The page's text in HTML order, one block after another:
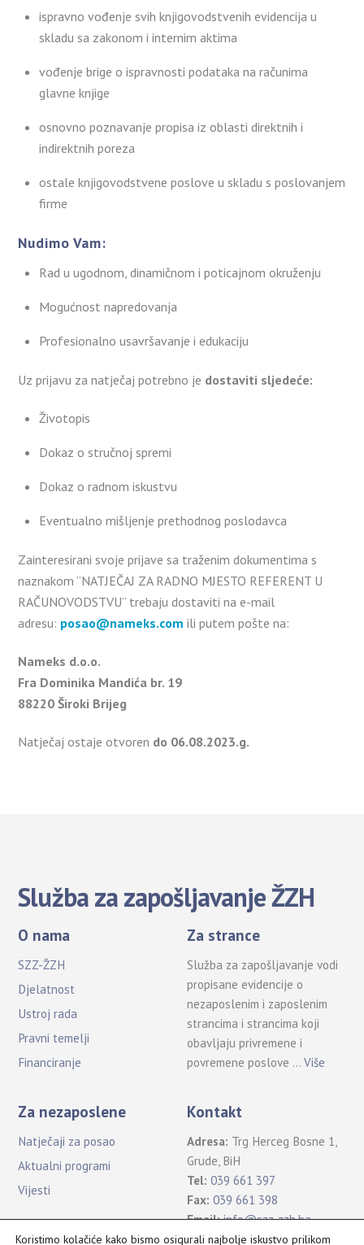
ispravno vođenje svih knjigovodstvenih evidencija u
skladu sa zakonom i internim aktima
vođenje brige o ispravnosti podataka na računima
glavne knjige
osnovno poznavanje propisa iz oblasti direktnih i
indirektnih poreza
ostale knjigovodstvene poslove u skladu s poslovanjem
firme
Nudimo Vam:
Rad u ugodnom, dinamičnom i poticajnom okruženju
Mogućnost napredovanja
Profesionalno usavršavanje i edukaciju
Uz prijavu za natječaj potrebno je dostaviti sljedeće:
Životopis
Dokaz o stručnoj spremi
Dokaz o radnom iskustvu
Eventualno mišljenje prethodnog poslodavca
Zainteresirani svoje prijave sa traženim dokumentima s
naznakom ”NATJEČAJ ZA RADNO MJESTO REFERENT U
RAČUNOVODSTVU” trebaju dostaviti na e-mail
adresu: posao@nameks.com ili putem pošte na:
Nameks d.o.o.
Fra Dominika Mandića br. 19
88220 Široki Brijeg
Natječaj ostaje otvoren do 06.08.2023.g.
Služba za zapošljavanje ŽZH
O nama
SZZ-ŽZH
Djelatnost
Ustroj rada
Pravni temelji
Financiranje
Za strance
Služba za zapošljavanje vodi
propisane evidencije o
nezaposlenim i zaposlenim
strancima i strancima koji
obavljaju privremene i
povremene poslove …Više
Za nezaposlene
Natječaji za posao
Aktualni programi
Vijesti
Kontakt
Adresa: Trg Herceg Bosne 1,
Grude, BiH
Tel: 039 661 397
Fax: 039 661 398
Email: info@szz-zzh.ba
Koristimo kolačiće kako bismo osigurali najbolje iskustvo prilikom